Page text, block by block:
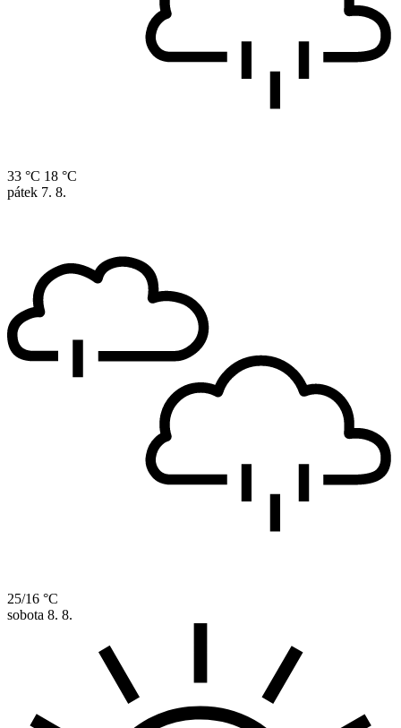
33 °C 18 °C
pátek 7. 8.
25/16 °C
sobota 8. 8.